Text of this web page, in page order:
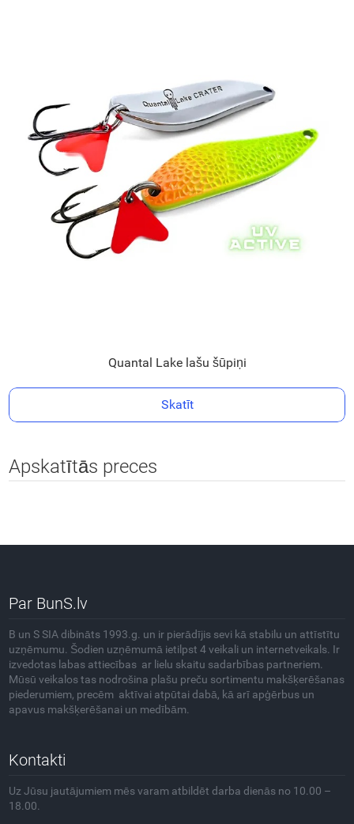
Quantal Lake lašu šūpiņi
Skatīt
Apskatītās preces
Par BunS.lv
B un S SIA dibināts 1993.g. un ir pierādījis sevi kā stabilu un attīstītu
uzņēmumu. Šodien uzņēmumā ietilpst 4 veikali un internetveikals. Ir
izvedotas labas attiecības ar lielu skaitu sadarbības partneriem.
Mūsū veikalos tas nodrošina plašu preču sortimentu makšķerēšanas
piederumiem, precēm aktīvai atpūtai dabā, kā arī apģērbus un
apavus makšķerēšanai un medībām.
Kontakti
Uz Jūsu jautājumiem mēs varam atbildēt darba dienās no 10.00 –
18.00.